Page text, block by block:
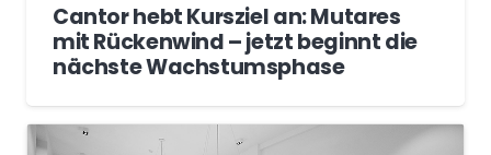
Cantor hebt Kursziel an: Mutares
mit Rückenwind – jetzt beginnt die
nächste Wachstumsphase